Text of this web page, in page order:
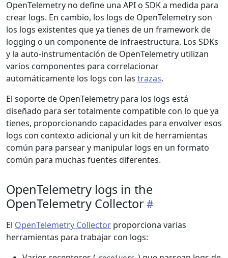
OpenTelemetry no define una API o SDK a medida para
crear logs. En cambio, los logs de OpenTelemetry son
los logs existentes que ya tienes de un framework de
logging o un componente de infraestructura. Los SDKs
y la auto-instrumentación de OpenTelemetry utilizan
varios componentes para correlacionar
automáticamente los logs con las trazas.
El soporte de OpenTelemetry para los logs está
diseñado para ser totalmente compatible con lo que ya
tienes, proporcionando capacidades para envolver esos
logs con contexto adicional y un kit de herramientas
común para parsear y manipular logs en un formato
común para muchas fuentes diferentes.
OpenTelemetry logs in the
OpenTelemetry Collector
El OpenTelemetry Collector proporciona varias
herramientas para trabajar con logs: